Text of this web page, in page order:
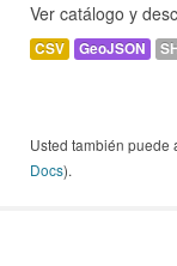
Ver catálogo y
CSV GeoJSON
Usted también puede
Docs).